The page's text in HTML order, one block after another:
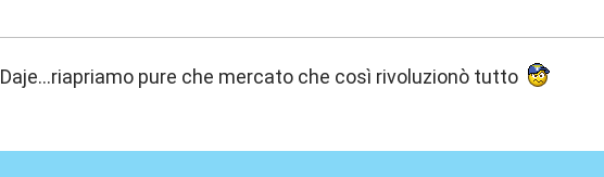
Daje...riapriamo pure che mercato che così rivoluzionò tutto